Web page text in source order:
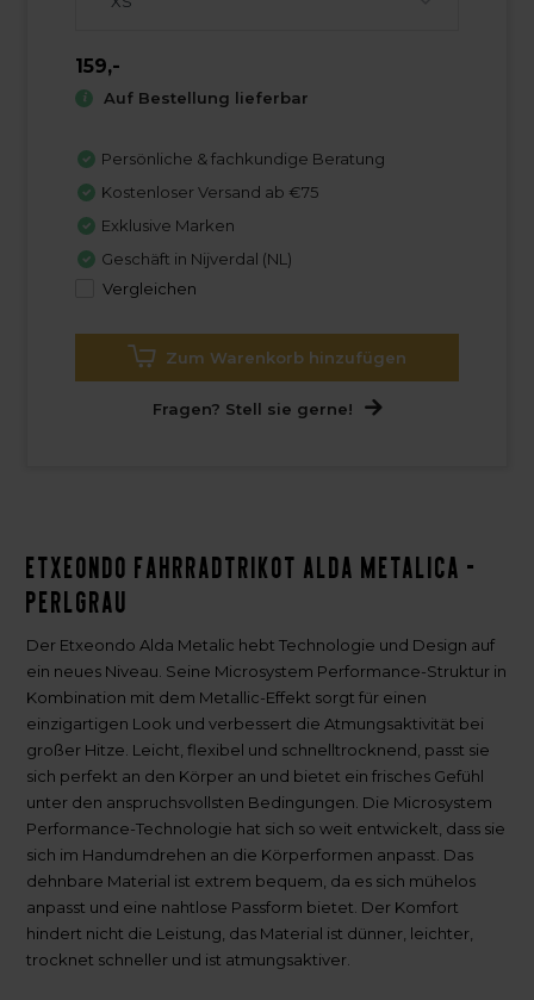
159,-
Auf Bestellung lieferbar
Persönliche & fachkundige Beratung
Kostenloser Versand ab €75
Exklusive Marken
Geschäft in Nijverdal (NL)
Vergleichen
Zum Warenkorb hinzufügen
Fragen? Stell sie gerne!
Etxeondo Fahrradtrikot Alda Metalica -
Perlgrau
Der Etxeondo Alda Metalic hebt Technologie und Design auf
ein neues Niveau. Seine Microsystem Performance-Struktur in
Kombination mit dem Metallic-Effekt sorgt für einen
einzigartigen Look und verbessert die Atmungsaktivität bei
großer Hitze. Leicht, flexibel und schnelltrocknend, passt sie
sich perfekt an den Körper an und bietet ein frisches Gefühl
unter den anspruchsvollsten Bedingungen. Die Microsystem
Performance-Technologie hat sich so weit entwickelt, dass sie
sich im Handumdrehen an die Körperformen anpasst. Das
dehnbare Material ist extrem bequem, da es sich mühelos
anpasst und eine nahtlose Passform bietet. Der Komfort
hindert nicht die Leistung, das Material ist dünner, leichter,
trocknet schneller und ist atmungsaktiver.